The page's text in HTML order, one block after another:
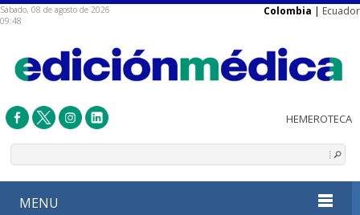
Sábado, 08 de agosto de 2026
09:48
Colombia | Ecuador
MENU